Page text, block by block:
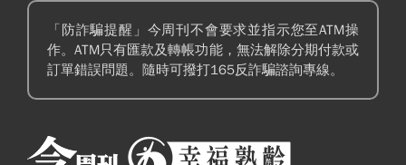
「防詐騙提醒」今周刊不會要求並指示您至ATM操
作。ATM只有匯款及轉帳功能，無法解除分期付款或
訂單錯誤問題。隨時可撥打165反詐騙諮詢專線。